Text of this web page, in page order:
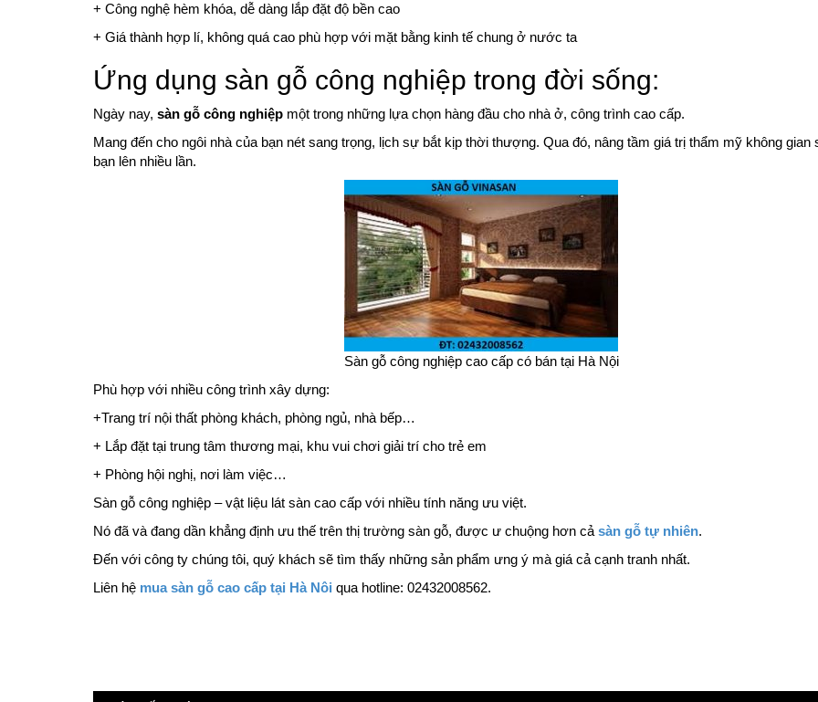
+ Công nghệ hèm khóa, dễ dàng lắp đặt độ bền cao
+ Giá thành hợp lí, không quá cao phù hợp với mặt bằng kinh tế chung ở nước ta
Ứng dụng sàn gỗ công nghiệp trong đời sống:
Ngày nay, sàn gỗ công nghiệp một trong những lựa chọn hàng đầu cho nhà ở, công trình cao cấp.
Mang đến cho ngôi nhà của bạn nét sang trọng, lịch sự bắt kịp thời thượng. Qua đó, nâng tầm giá trị thẩm mỹ không gian
bạn lên nhiều lần.
Sàn gỗ công nghiệp cao cấp có bán tại Hà Nội
Phù hợp với nhiều công trình xây dựng:
+Trang trí nội thất phòng khách, phòng ngủ, nhà bếp…
+ Lắp đặt tại trung tâm thương mại, khu vui chơi giải trí cho trẻ em
+ Phòng hội nghị, nơi làm việc…
Sàn gỗ công nghiệp – vật liệu lát sàn cao cấp với nhiều tính năng ưu việt.
Nó đã và đang dần khẳng định ưu thế trên thị trường sàn gỗ, được ư chuộng hơn cảsàn gỗ tự nhiên.
Đến với công ty chúng tôi, quý khách sẽ tìm thấy những sản phẩm ưng ý mà giá cả cạnh tranh nhất.
Liên hệ mua sàn gỗ cao cấp tại Hà Nôi qua hotline: 02432008562.